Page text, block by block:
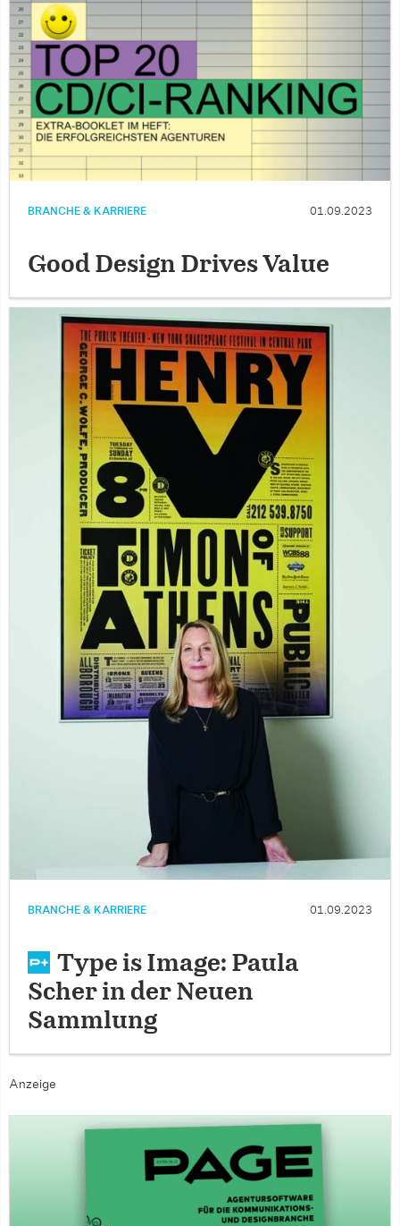
BRANCHE & KARRIERE 01.09.2023
Good Design Drives Value
BRANCHE & KARRIERE 01.09.2023
Type is Image: Paula
Scher in der Neuen
Sammlung
Anzeige